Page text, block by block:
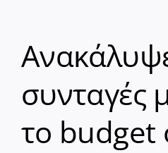
συνταγές
το budget